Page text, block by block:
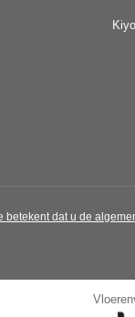
betekent dat u de